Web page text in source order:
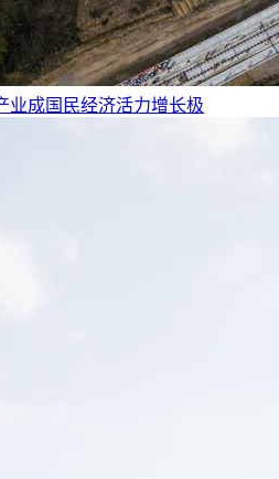
业成国民经济活力增长极